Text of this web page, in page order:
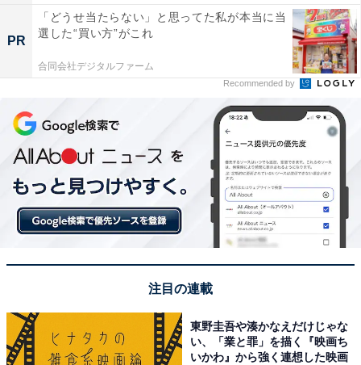
「会津東山温泉 くつろぎ宿 千代滝」には、以下のような
口コミが寄せられています。
地元の郷土料理が並ぶビュッフェや豊富な地酒がと
ても美味しい
最上階の展望露天風呂から一望する会津城下町の夜
景が素晴らしい
館内や客室がリフォームされていて非常に綺麗で清
PR
「どうせ当たらない」と思ってた私が本当に当
選した“買い方”がこれ
合同会社デジタルファーム
Recommended by
注目の連載
東野圭吾や湊かなえだけじゃな
い、「業と罪」を描く『映画ち
いかわ』から強く連想した映画